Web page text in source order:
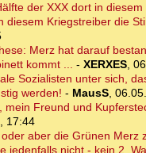
der XXX dort in
diesem Kriegstreiber die
Merz hat darauf
kommt ... - XERXES,
Sozialisten unter sich,
werden! - MausS,
mein Freund und
17:44
aber die Grünen Merz
jedenfalls nicht - kein 2.